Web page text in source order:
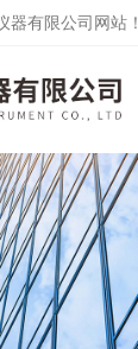
器有限公司网站！